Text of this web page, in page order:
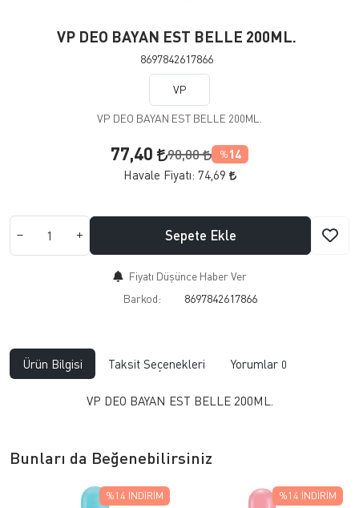
VP DEO BAYAN EST BELLE 200ML.
8697842617866
VP
VP DEO BAYAN EST BELLE 200ML.
77,40 90,00 % 14
Havale Fiyatı: 74,69
Sepete Ekle
Fiyatı Düşünce Haber Ver
Barkod:
8697842617866
Ürün Bilgisi Taksit Seçenekleri Yorumlar 0
VP DEO BAYAN EST BELLE 200ML.
Bunları da Beğenebilirsiniz
%14 İNDIRIM %14 İNDIRIM